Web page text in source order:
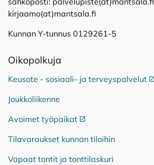
kirjaamo(at)mantsala.fi
Kunnan Y-tunnus 0129261-5
Oi­ko­pol­ku­ja
Keusote - sosiaali- ja terveyspalvelut
Joukkoliikenne
Avoimet työpaikat Ulkoinen linkki
Tilavaraukset kunnan tiloihin
Vapaat tontit ja tonttilaskuri